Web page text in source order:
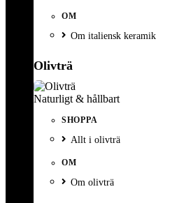
OM
Om italiensk keramik
Olivträ
Naturligt & hållbart
SHOPPA
Allt i olivträ
OM
Om olivträ